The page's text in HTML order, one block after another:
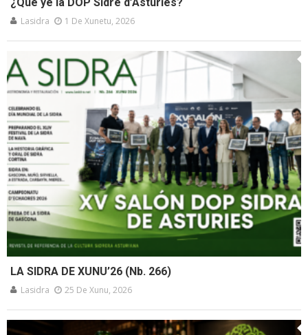
Lasidra 1 De Xunetu, 2026
LA SIDRA DE XUNU’26 (Nb. 266)
Lasidra 25 De Xunu, 2026